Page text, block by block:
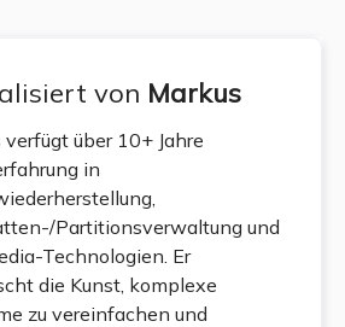
von Markus
verfügt über 10+ Jahre
in
Partitionsverwaltung und
Technologien. Er
die Kunst, komplexe
zu vereinfachen und